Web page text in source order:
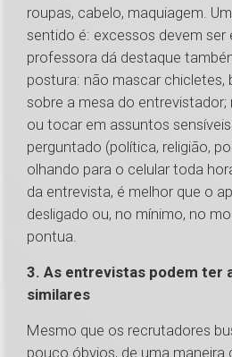
roupas, cabelo, maquiagem.
sentido é: excessos devem ser
professora dá destaque
postura: não mascar chicletes,
sobre a mesa do entrevistador;
ou tocar em assuntos
perguntado (política, religião,
olhando para o celular toda
da entrevista, é melhor que o
desligado ou, no mínimo, no
pontua.
3. As entrevistas podem ter
similares
Mesmo que os recrutadores
pouco óbvios, de uma maneira